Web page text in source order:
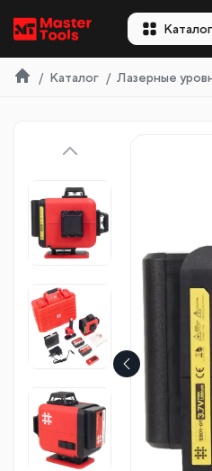
RU
Каталог
Каталог Лазерные